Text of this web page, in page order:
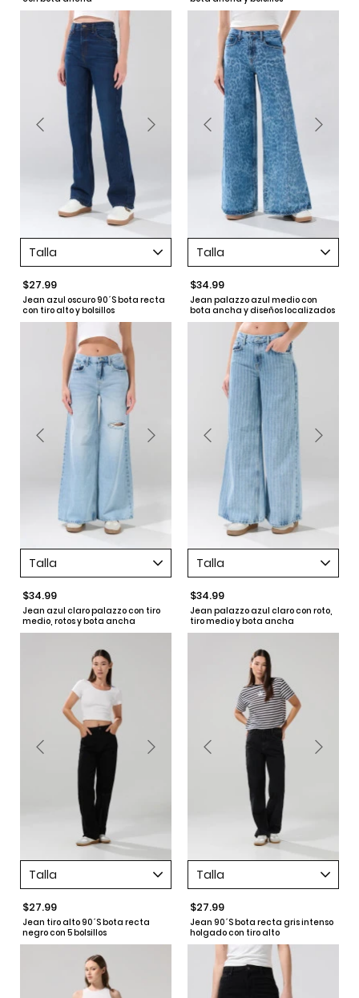
Talla
$27.99
Jean azul oscuro 90´S bota recta
con tiro alto y bolsillos
Talla
$34.99
Jean palazzo azul medio con
bota ancha y diseños localizados
Talla
$34.99
Jean azul claro palazzo con tiro
medio, rotos y bota ancha
Talla
$34.99
Jean palazzo azul claro con roto,
tiro medio y bota ancha
Talla
$27.99
Jean tiro alto 90´S bota recta
negro con 5 bolsillos
Talla
$27.99
Jean 90´S bota recta gris intenso
holgado con tiro alto